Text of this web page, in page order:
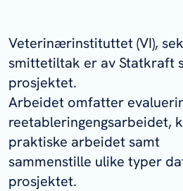
Veterinærinstituttet (VI),
smittetiltak er av Statkraft
prosjektet.
Arbeidet omfatter
reetableringengsarbeidet,
praktiske arbeidet samt
sammenstille ulike typer
prosjektet.